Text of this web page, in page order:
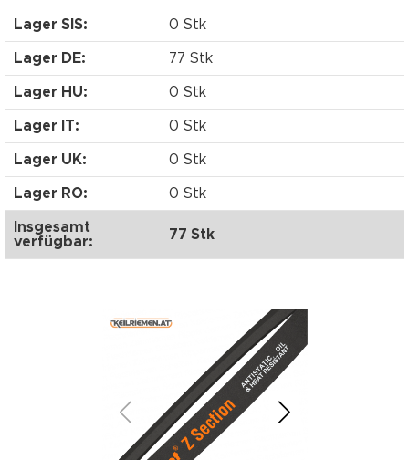
Lager SIS: 0 Stk
Lager DE: 77 Stk
Lager HU: 0 Stk
Lager IT: 0 Stk
Lager UK: 0 Stk
Lager RO: 0 Stk
Insgesamt
verfügbar:
77 Stk